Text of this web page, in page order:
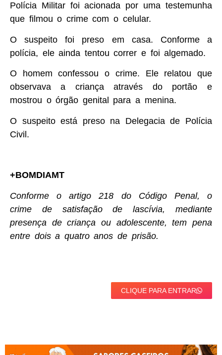
Polícia Militar foi acionada por uma testemunha
que filmou o crime com o celular.
O suspeito foi preso em casa. Conforme a
polícia, ele ainda tentou correr e foi algemado.
O homem confessou o crime. Ele relatou que
observava a criança através do portão e
mostrou o órgão genital para a menina.
O suspeito está preso na Delegacia de Polícia
Civil.
+BOMDIAMT
Conforme o artigo 218 do Código Penal, o
crime de satisfação de lascívia, mediante
presença de criança ou adolescente, tem pena
entre dois a quatro anos de prisão.
CLIQUE PARA ENTRAR